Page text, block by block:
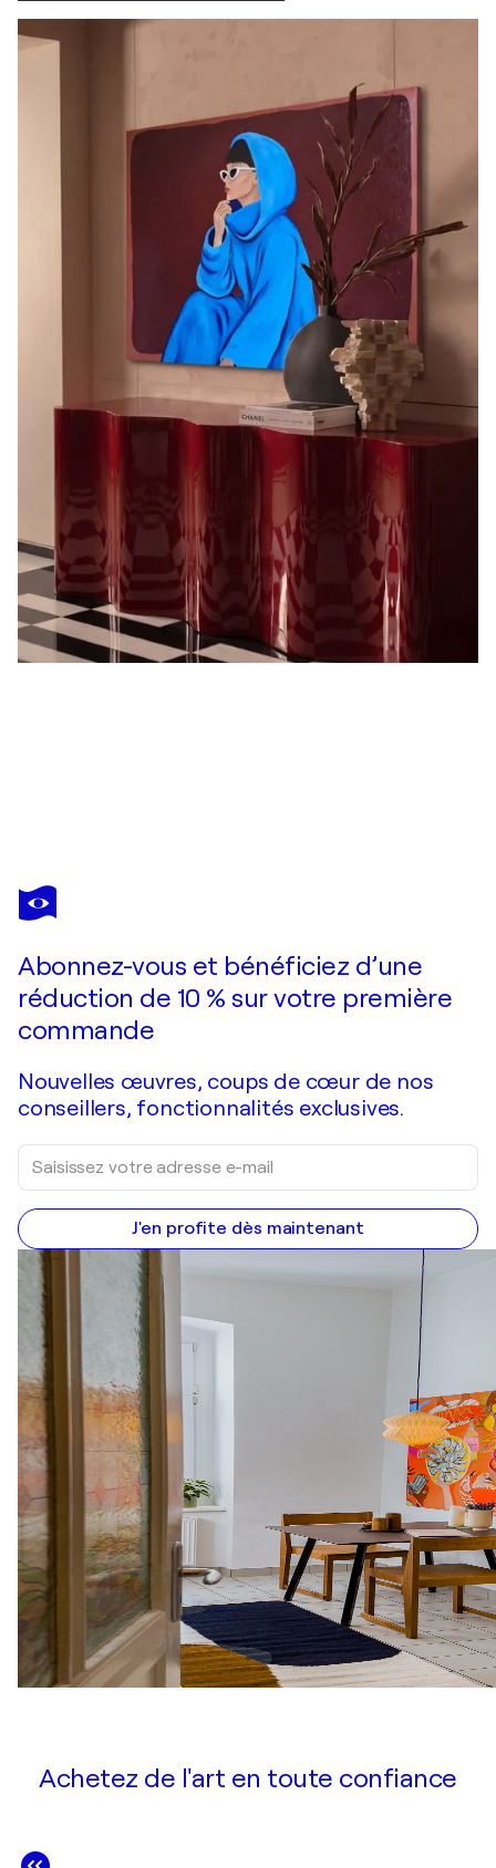
ERIKA VILIMAITYTĖ
"Midday break"
Abonnez-vous et bénéficiez d’une
réduction de 10 % sur votre première
commande
Nouvelles œuvres, coups de cœur de nos
conseillers, fonctionnalités exclusives.
J'en profite dès maintenant
Achetez de l'art en toute confiance